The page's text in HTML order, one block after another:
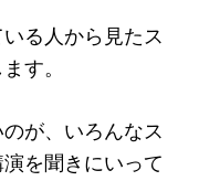
る人から見たス
す。
が、いろんなス
を聞きにいって